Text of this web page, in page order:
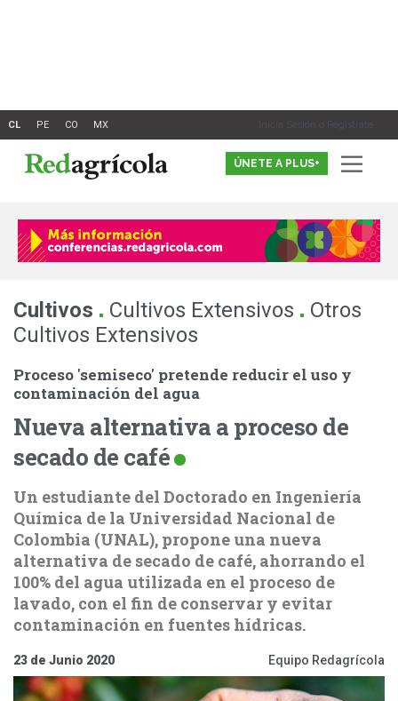
Inicia Sesión o Registrate
ÚNETE A PLUS+
Cultivos . Cultivos Extensivos . Otros
Cultivos Extensivos
Proceso 'semiseco' pretende reducir el uso y
contaminación del agua
Nueva alternativa a proceso de
secado de café
Un estudiante del Doctorado en Ingeniería
Química de la Universidad Nacional de
Colombia (UNAL), propone una nueva
alternativa de secado de café, ahorrando el
100% del agua utilizada en el proceso de
lavado, con el fin de conservar y evitar
contaminación en fuentes hídricas.
23 de Junio 2020 Equipo Redagrícola